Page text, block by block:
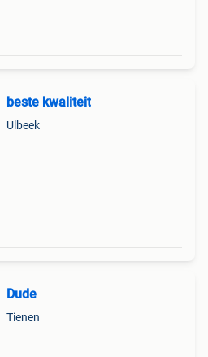
beste kwaliteit
Ulbeek
Dude
Tienen